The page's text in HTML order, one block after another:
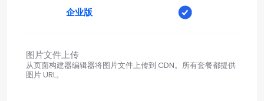
企业版
图片文件上传
从页面构建器编辑器将图片文件上传到 CDN。所有套餐都提供
图片 URL。